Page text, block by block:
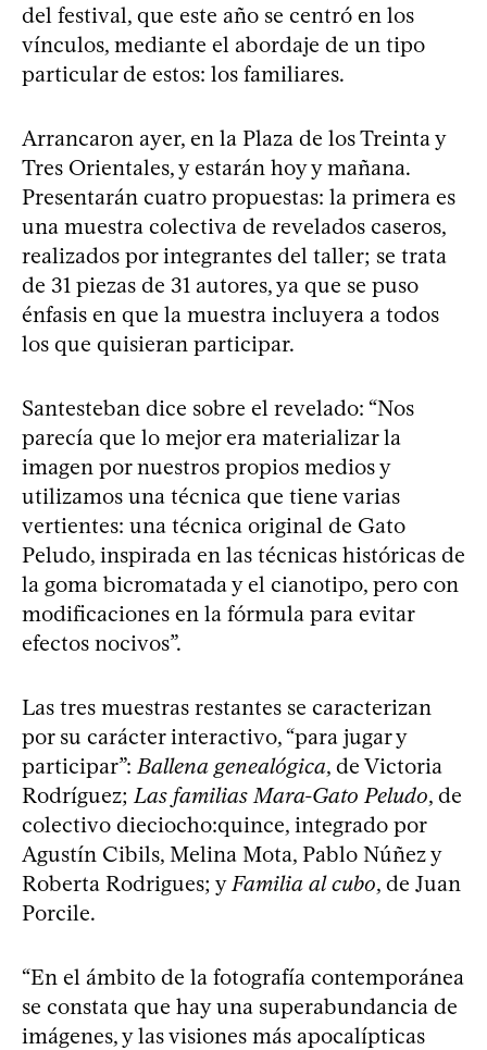
del festival, que este año se centró en los
vínculos, mediante el abordaje de un tipo
particular de estos: los familiares.
Arrancaron ayer, en la Plaza de los Treinta y
Tres Orientales, y estarán hoy y mañana.
Presentarán cuatro propuestas: la primera es
una muestra colectiva de revelados caseros,
realizados por integrantes del taller; se trata
de 31 piezas de 31 autores, ya que se puso
énfasis en que la muestra incluyera a todos
los que quisieran participar.
Santesteban dice sobre el revelado: “Nos
parecía que lo mejor era materializar la
imagen por nuestros propios medios y
utilizamos una técnica que tiene varias
vertientes: una técnica original de Gato
Peludo, inspirada en las técnicas históricas de
la goma bicromatada y el cianotipo, pero con
modificaciones en la fórmula para evitar
efectos nocivos”.
Las tres muestras restantes se caracterizan
por su carácter interactivo, “para jugar y
participar”: Ballena genealógica, de Victoria
Rodríguez; Las familias Mara-Gato Peludo, de
colectivo dieciocho:quince, integrado por
Agustín Cibils, Melina Mota, Pablo Núñez y
Roberta Rodrigues; y Familia al cubo, de Juan
Porcile.
“En el ámbito de la fotografía contemporánea
se constata que hay una superabundancia de
imágenes, y las visiones más apocalípticas